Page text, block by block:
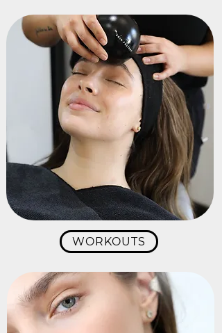
WORKOUTS